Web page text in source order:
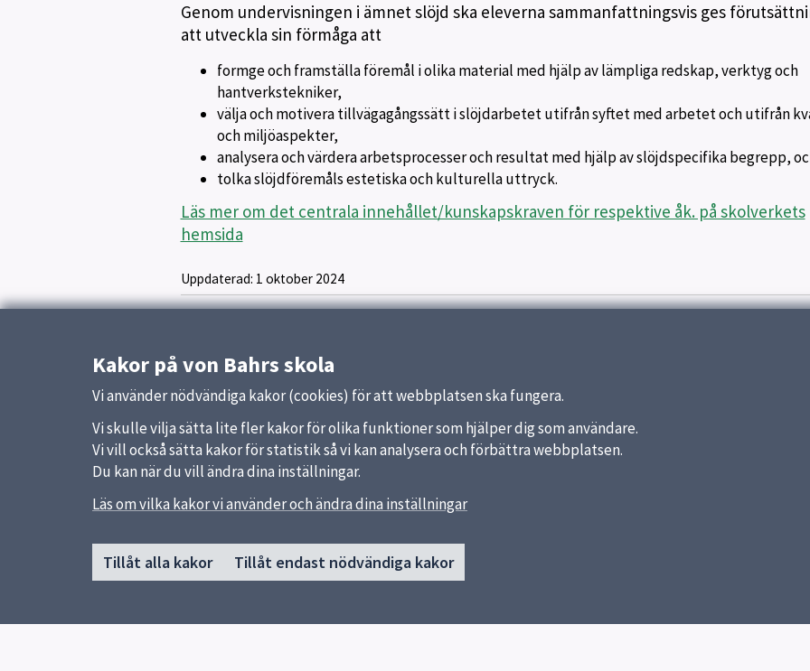
Genom undervisningen i ämnet slöjd ska eleverna sammanfattningsvis ges
att utveckla sin förmåga att
formge och framställa föremål i olika material med hjälp av lämpliga redskap, verktyg och
hantverkstekniker,
välja och motivera tillvägagångssätt i slöjdarbetet utifrån syftet med arbetet och utifrån
och miljöaspekter,
analysera och värdera arbetsprocesser och resultat med hjälp av slöjdspecifika begrepp,
tolka slöjdföremåls estetiska och kulturella uttryck.
Läs mer om det centrala innehållet/kunskapskraven för respektive åk. på skolverkets
hemsida
Uppdaterad: 1 oktober 2024
Kakor på von Bahrs skola
Vi använder nödvändiga kakor (cookies) för att webbplatsen ska fungera.
Vi skulle vilja sätta lite fler kakor för olika funktioner som hjälper dig som användare.
Vi vill också sätta kakor för statistik så vi kan analysera och förbättra webbplatsen.
Du kan när du vill ändra dina inställningar.
Läs om vilka kakor vi använder och ändra dina inställningar
Tillåt alla kakor Tillåt endast nödvändiga kakor
SidfotHuvudmeny
Start
Snabblänkar
Uppsala kommun